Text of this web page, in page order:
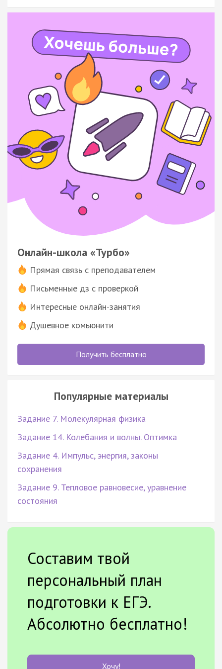
Онлайн-школа «Турбо»
Прямая связь с преподавателем
Письменные дз с проверкой
Интересные онлайн-занятия
Душевное комьюнити
Получить бесплатно
Популярные материалы
Задание 7. Молекулярная физика
Задание 14. Колебания и волны. Оптимка
Задание 4. Импульс, энергия, законы
сохранения
Задание 9. Тепловое равновесие, уравнение
состояния
Составим твой
персональный план
подготовки к ЕГЭ.
Абсолютно бесплатно!
Хочу!